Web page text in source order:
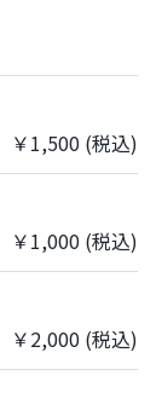
￥1,500 (税込)
￥1,000 (税込)
￥2,000 (税込)